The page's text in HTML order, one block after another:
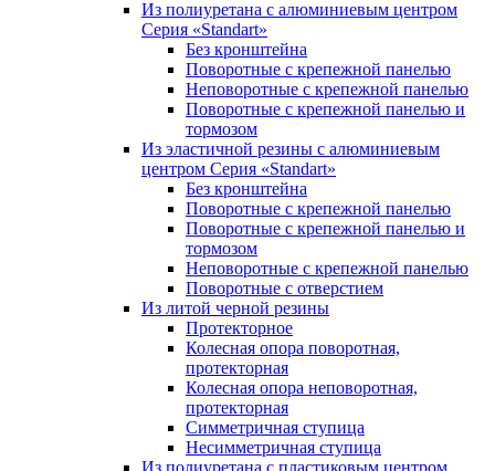
Из полиуретана с алюминиевым центром
Серия «Standart»
Без кронштейна
Поворотные с крепежной панелью
Неповоротные с крепежной панелью
Поворотные с крепежной панелью и
тормозом
Из эластичной резины с алюминиевым
центром Серия «Standart»
Без кронштейна
Поворотные с крепежной панелью
Поворотные с крепежной панелью и
тормозом
Неповоротные с крепежной панелью
Поворотные с отверстием
Из литой черной резины
Протекторное
Колесная опора поворотная,
протекторная
Колесная опора неповоротная,
протекторная
Симметричная ступица
Несимметричная ступица
Из полиуретана с пластиковым центром